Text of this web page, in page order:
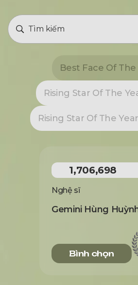
Best Face Of The
Rising Star Of The
Rising Star Of The
1,706,698
Nghệ sĩ
Gemini Hùng
Bình chọn